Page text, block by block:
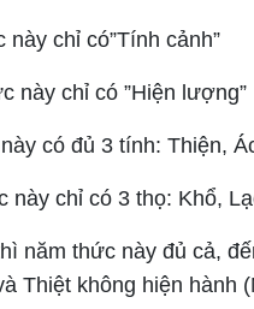
chỉ có”Tính cảnh”
này chỉ có ”Hiện lượng”
có đủ 3 tính: Thiện,
này chỉ có 3 thọ: Khổ,
năm thức này đủ cả,
Thiệt không hiện hành